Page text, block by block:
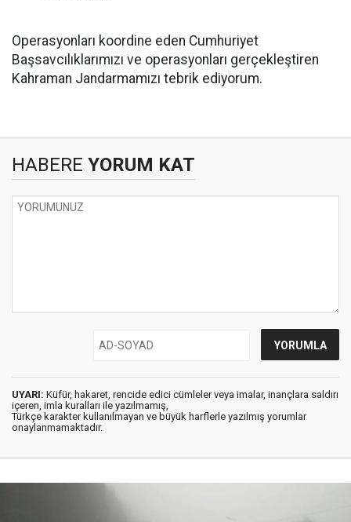
Operasyonları koordine eden Cumhuriyet
Başsavcılıklarımızı ve operasyonları gerçekleştiren
Kahraman Jandarmamızı tebrik ediyorum.
HABERE YORUM KAT
UYARI: Küfür, hakaret, rencide edici cümleler veya imalar, inançlara saldırı
içeren, imla kuralları ile yazılmamış,
Türkçe karakter kullanılmayan ve büyük harflerle yazılmış yorumlar
onaylanmamaktadır.